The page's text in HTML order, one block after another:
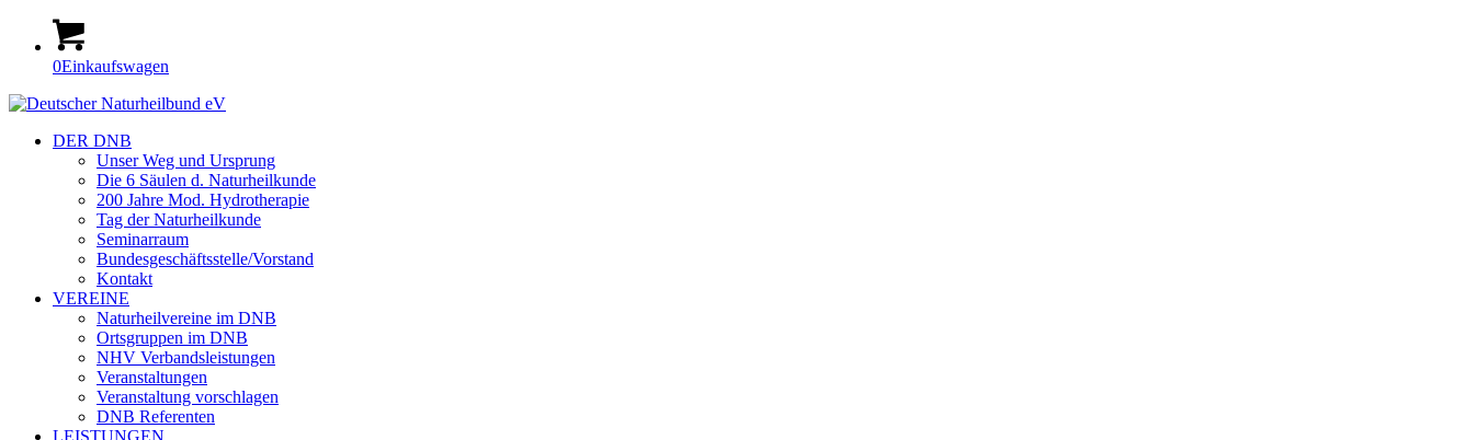
0Einkaufswagen
DER DNB
Unser Weg und Ursprung
Die 6 Säulen d. Naturheilkunde
200 Jahre Mod. Hydrotherapie
Tag der Naturheilkunde
Seminarraum
Bundesgeschäftsstelle/Vorstand
Kontakt
VEREINE
Naturheilvereine im DNB
Ortsgruppen im DNB
NHV Verbandsleistungen
Veranstaltungen
Veranstaltung vorschlagen
DNB Referenten
LEISTUNGEN